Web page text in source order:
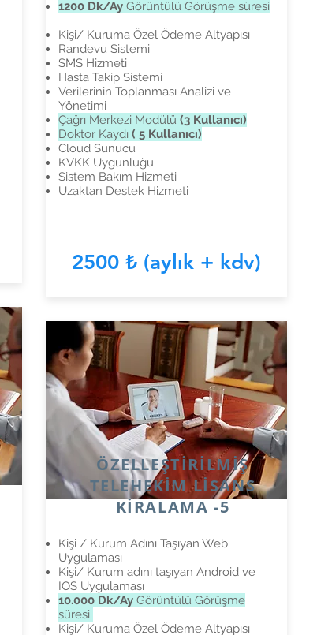
1200 Dk/Ay Görüntülü Görüşme süresi
Kişi/ Kuruma Özel Ödeme Altyapısı
Randevu Sistemi
SMS Hizmeti
Hasta Takip Sistemi
Verilerinin Toplanması Analizi ve
Yönetimi
Çağrı Merkezi Modülü (3 Kullanıcı)
Doktor Kaydı ( 5 Kullanıcı)
Cloud Sunucu
KVKK Uygunluğu
Sistem Bakım Hizmeti
Uzaktan Destek Hizmeti
2500 ₺ (aylık + kdv)
ÖZELLEŞTİRİLMİŞ
TELEHEKİM LİSANS
KİRALAMA -5
Kişi / Kurum Adını Taşıyan Web
Uygulaması
Kişi/ Kurum adını taşıyan Android ve
IOS Uygulaması
10.000 Dk/Ay Görüntülü Görüşme
süresi
Kişi/ Kuruma Özel Ödeme Altyapısı